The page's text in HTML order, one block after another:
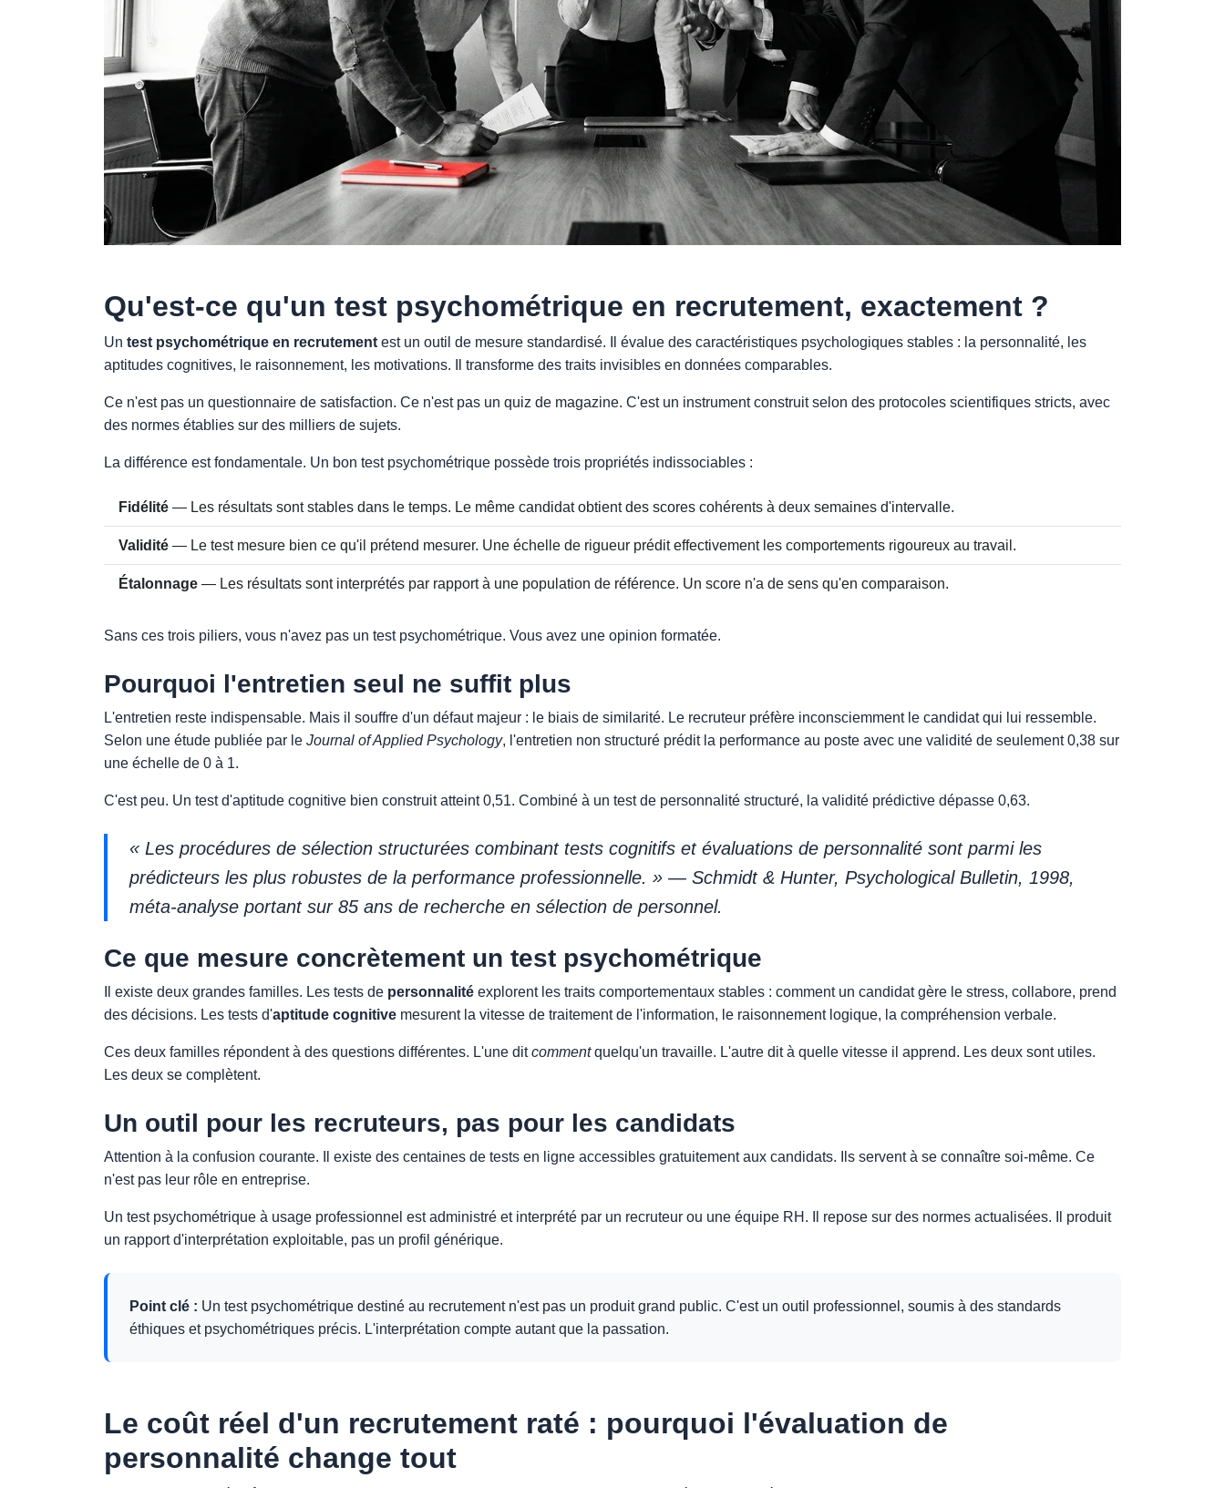
Qu'est-ce qu'un test psychométrique en recrutement, exactement ?
Un test psychométrique en recrutement est un outil de mesure standardisé. Il évalue des caractéristiques psychologiques stables : la personnalité, les
aptitudes cognitives, le raisonnement, les motivations. Il transforme des traits invisibles en données comparables.
Ce n'est pas un questionnaire de satisfaction. Ce n'est pas un quiz de magazine. C'est un instrument construit selon des protocoles scientifiques stricts, avec
des normes établies sur des milliers de sujets.
La différence est fondamentale. Un bon test psychométrique possède trois propriétés indissociables :
Fidélité — Les résultats sont stables dans le temps. Le même candidat obtient des scores cohérents à deux semaines d'intervalle.
Validité — Le test mesure bien ce qu'il prétend mesurer. Une échelle de rigueur prédit effectivement les comportements rigoureux au travail.
Étalonnage — Les résultats sont interprétés par rapport à une population de référence. Un score n'a de sens qu'en comparaison.
Sans ces trois piliers, vous n'avez pas un test psychométrique. Vous avez une opinion formatée.
Pourquoi l'entretien seul ne suffit plus
L'entretien reste indispensable. Mais il souffre d'un défaut majeur : le biais de similarité. Le recruteur préfère inconsciemment le candidat qui lui ressemble.
Selon une étude publiée par le Journal of Applied Psychology, l'entretien non structuré prédit la performance au poste avec une validité de seulement 0,38 sur
une échelle de 0 à 1.
C'est peu. Un test d'aptitude cognitive bien construit atteint 0,51. Combiné à un test de personnalité structuré, la validité prédictive dépasse 0,63.
« Les procédures de sélection structurées combinant tests cognitifs et évaluations de personnalité sont parmi les
prédicteurs les plus robustes de la performance professionnelle. » — Schmidt & Hunter, Psychological Bulletin, 1998,
méta-analyse portant sur 85 ans de recherche en sélection de personnel.
Ce que mesure concrètement un test psychométrique
Il existe deux grandes familles. Les tests de personnalité explorent les traits comportementaux stables : comment un candidat gère le stress, collabore, prend
des décisions. Les tests d'aptitude cognitive mesurent la vitesse de traitement de l'information, le raisonnement logique, la compréhension verbale.
Ces deux familles répondent à des questions différentes. L'une ditcommentquelqu'un travaille. L'autre dit à quelle vitesse il apprend. Les deux sont utiles.
Les deux se complètent.
Un outil pour les recruteurs, pas pour les candidats
Attention à la confusion courante. Il existe des centaines de tests en ligne accessibles gratuitement aux candidats. Ils servent à se connaître soi-même. Ce
n'est pas leur rôle en entreprise.
Un test psychométrique à usage professionnel est administré et interprété par un recruteur ou une équipe RH. Il repose sur des normes actualisées. Il produit
un rapport d'interprétation exploitable, pas un profil générique.
Point clé : Un test psychométrique destiné au recrutement n'est pas un produit grand public. C'est un outil professionnel, soumis à des standards
éthiques et psychométriques précis. L'interprétation compte autant que la passation.
Le coût réel d'un recrutement raté : pourquoi l'évaluation de
personnalité change tout